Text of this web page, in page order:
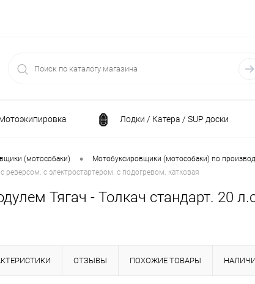
Лодки / Катера / SUP доски
Спортивные товары / Велосипеды / Самокаты
Генераторы и электростанции
Силовая техника Станки
(мотособаки) • Мотобуксировщики (мотособаки) по
с электростартером. с подогревом. катковая
Тягач - Толкач стандарт. 20
ОТЗЫВЫ ПОХОЖИЕ ТОВАРЫ